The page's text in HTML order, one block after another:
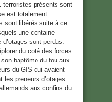
terroristes présents sont
est totalement
sont libérés suite à ce
une centaine
d’otages sont perdus.
du coté des forces
baptême du feu aux
du GIS qui avaient
les preneurs d’otages
aux confins du